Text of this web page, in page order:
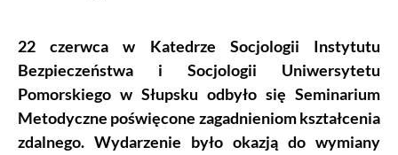
22 czerwca w Katedrze Socjologii Instytutu
Bezpieczeństwa i Socjologii Uniwersytetu
Pomorskiego w Słupsku odbyło się Seminarium
Metodyczne poświęcone zagadnieniom kształcenia
zdalnego. Wydarzenie było okazją do wymiany